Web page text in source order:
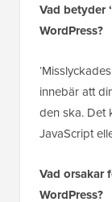
Vad betyder
WordPress?
innebär att
den ska. Det
JavaScript
Vad orsakar
WordPress?